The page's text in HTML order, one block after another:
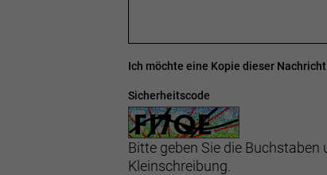
Ich möchte eine Kopie dieser
Sicherheitscode
Bitte geben Sie die Buchstaben
Kleinschreibung.